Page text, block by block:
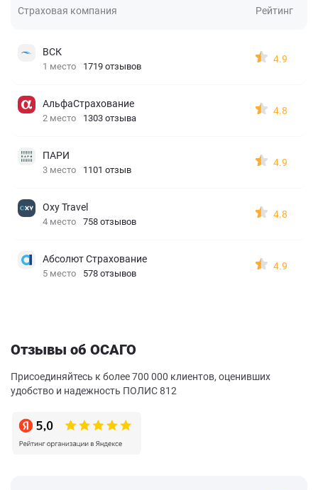
Страховая компания Рейтинг
ВСК
1 место 1719 отзывов
4.9
АльфаСтрахование
2 место 1303 отзыва
4.8
ПАРИ
3 место 1101 отзыв
4.9
Oxy Travel
4 место 758 отзывов
4.8
Абсолют Страхование
5 место 578 отзывов
4.9
Отзывы об ОСАГО
Присоединяйтесь к более 700 000 клиентов, оценивших
удобство и надежность ПОЛИС 812